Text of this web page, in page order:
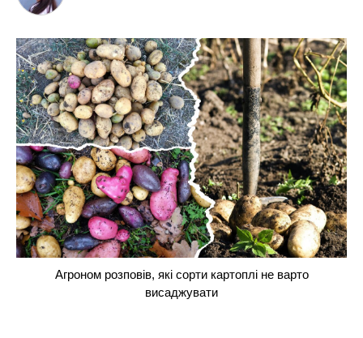
Агроном розповів, які сорти картоплі не варто
висаджувати